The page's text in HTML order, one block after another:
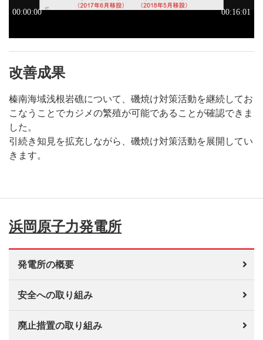
改善成果
榛南海域浅根岩礁について、磯焼け対策活動を継続してお
こなうことでカジメの繁殖が可能であることが確認できま
した。
引続き知見を拡充しながら、磯焼け対策活動を展開してい
きます。
浜岡原子力発電所
発電所の概要
安全への取り組み
廃止措置の取り組み